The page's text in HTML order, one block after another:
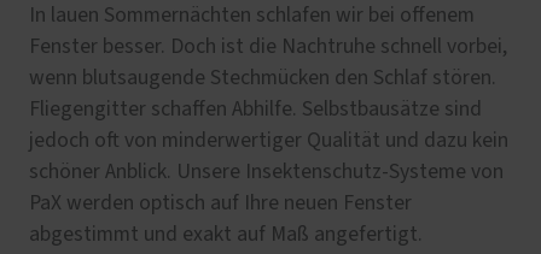
In lauen Sommernächten schlafen wir bei offenem
Fenster besser. Doch ist die Nachtruhe schnell vorbei,
wenn blutsaugende Stechmücken den Schlaf stören.
Fliegengitter schaffen Abhilfe. Selbstbausätze sind
jedoch oft von minderwertiger Qualität und dazu kein
schöner Anblick. Unsere Insektenschutz-Systeme von
PaX werden optisch auf Ihre neuen Fenster
abgestimmt und exakt auf Maß angefertigt.